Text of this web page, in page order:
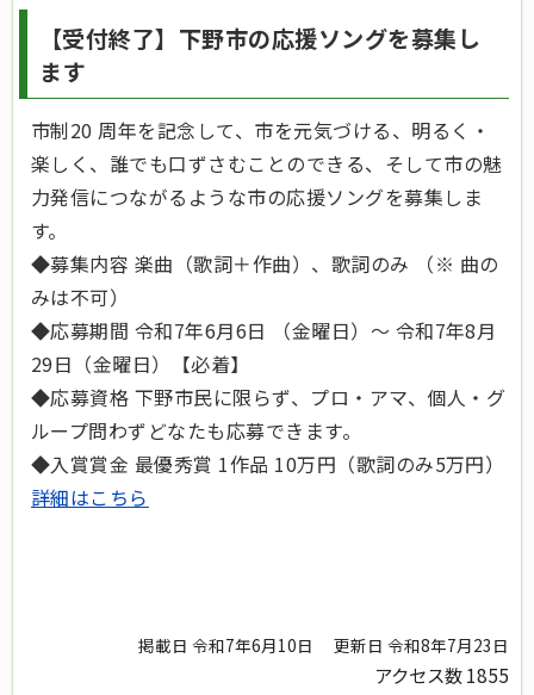
【受付終了】下野市の応援ソングを募集し
ます
市制20 周年を記念して、市を元気づける、明るく・
楽しく、誰でも口ずさむことのできる、そして市の魅
力発信につながるような市の応援ソングを募集しま
す。
◆募集内容 楽曲（歌詞＋作曲）、歌詞のみ （※ 曲の
みは不可）
◆応募期間 令和7年6月6日 （金曜日）～ 令和7年8月
29日（金曜日）【必着】
◆応募資格 下野市民に限らず、プロ・アマ、個人・グ
ループ問わずどなたも応募できます。
◆入賞賞金 最優秀賞 1作品 10万円（歌詞のみ5万円）
詳細はこちら
掲載日 令和7年6月10日 更新日 令和8年7月23日
アクセス数1855